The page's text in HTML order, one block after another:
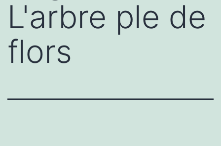
L'arbre ple de
flors